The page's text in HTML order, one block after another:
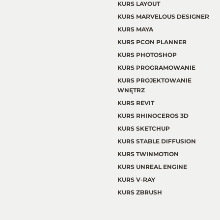
KURS LAYOUT
KURS MARVELOUS DESIGNER
KURS MAYA
KURS PCON PLANNER
KURS PHOTOSHOP
KURS PROGRAMOWANIE
KURS PROJEKTOWANIE
WNĘTRZ
KURS REVIT
KURS RHINOCEROS 3D
KURS SKETCHUP
KURS STABLE DIFFUSION
KURS TWINMOTION
KURS UNREAL ENGINE
KURS V-RAY
KURS ZBRUSH